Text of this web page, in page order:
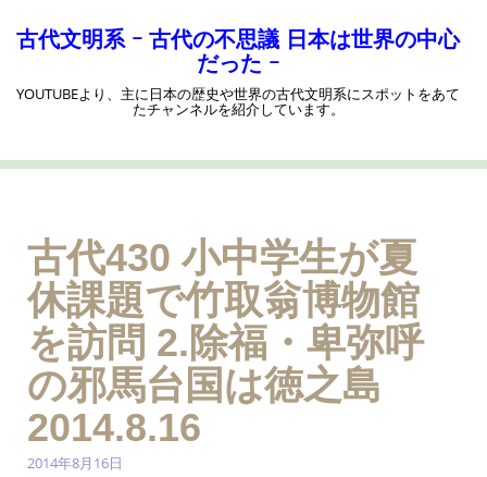
キ
古代文明系 ｰ 古代の不思議 日本は世界の中心
だった ｰ
YOUTUBEより、主に日本の歴史や世界の古代文明系にスポットをあて
たチャンネルを紹介しています。
古代430 小中学生が夏
休課題で竹取翁博物館
を訪問 2.除福・卑弥呼
の邪馬台国は徳之島
2014.8.16
2014年8月16日